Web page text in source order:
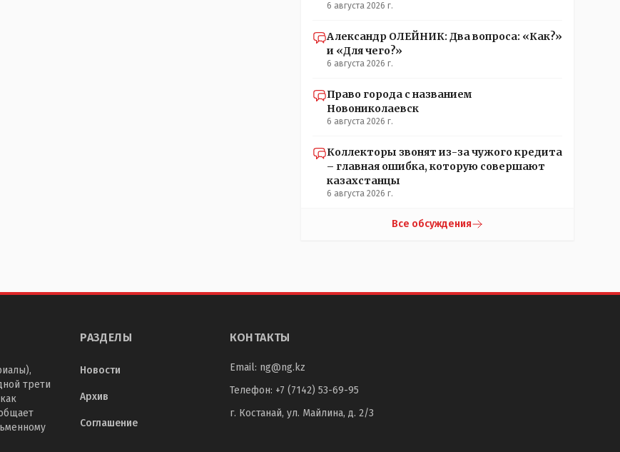
6 августа 2026 г.
Александр ОЛЕЙНИК: Два вопроса: «Как?»
и «Для чего?»
6 августа 2026 г.
Право города с названием
Новониколаевск
6 августа 2026 г.
Коллекторы звонят из-за чужого кредита
– главная ошибка, которую совершают
казахстанцы
6 августа 2026 г.
Все обсуждения
трети
РАЗДЕЛЫ
Новости
Архив
Соглашение
КОНТАКТЫ
Email: ng@ng.kz
Телефон: +7 (7142) 53-69-95
г. Костанай, ул. Майлина, д. 2/3